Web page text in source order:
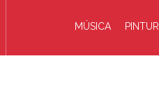
MÚSICA